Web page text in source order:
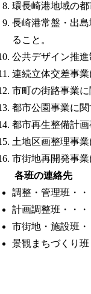
環長崎港地域の都
長崎港常盤・出
ること。
公共デザイン推進
連続立体交差事業
市町の街路事業に
都市公園事業に関
都市再生整備計画
土地区画整理事業
市街地再開発事業
各班の連絡先
調整・管理班・・
計画調整班・・・
市街地・施設班・
景観まちづくり班